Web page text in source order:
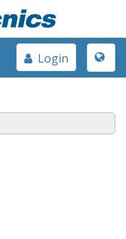
Toggle
Login